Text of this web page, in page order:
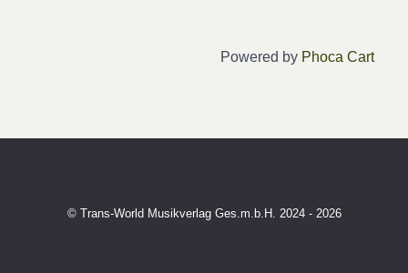
Powered by Phoca Cart
© Trans-World Musikverlag Ges.m.b.H. 2024 - 2026